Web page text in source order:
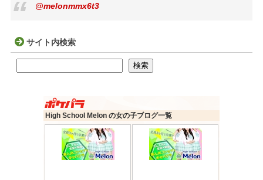
@melonmmx6t3
サイト内検索
検索